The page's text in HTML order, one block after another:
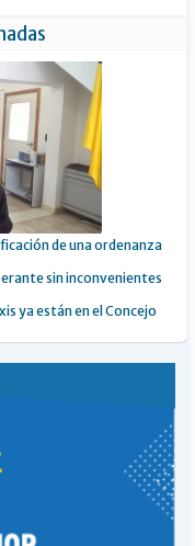
de una ordenanza
sin inconvenientes
ya están en el Concejo